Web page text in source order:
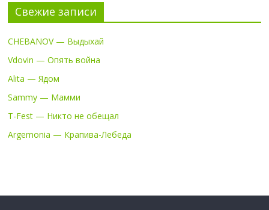
Свежие записи
CHEBANOV — Выдыхай
Vdovin — Опять война
Alita — Ядом
Sammy — Мамми
T-Fest — Никто не обещал
Argemonia — Крапива-Лебеда